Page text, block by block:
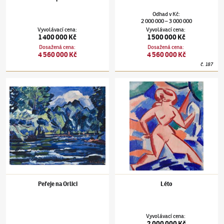
Vyvolávací cena:
1 400 000 Kč
Dosažená cena:
4 560 000 Kč
OdhadvKč:
2 000 000–3 000 000
Vyvolávací cena:
1 500 000 Kč
Dosažená cena:
4 560 000 Kč
č.187
Peřeje na Orlici
Václav Špála(1885–1946)Léto
Léto
Vyvolávací cena: